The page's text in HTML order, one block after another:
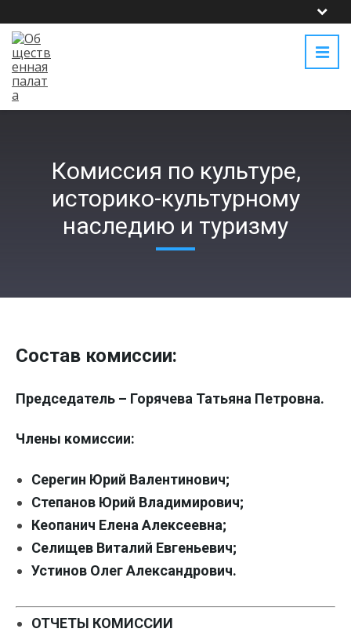
Комиссия по культуре,
историко-культурному
наследию и туризму
Состав комиссии:
Председатель – Горячева Татьяна Петровна.
Члены комиссии:
Серегин Юрий Валентинович;
Степанов Юрий Владимирович;
Кеопанич Елена Алексеевна;
Селищев Виталий Евгеньевич;
Устинов Олег Александрович.
ОТЧЕТЫ КОМИССИИ